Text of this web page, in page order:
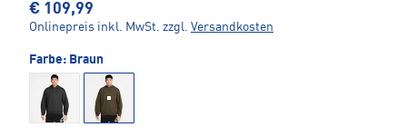
€ 109,99
Onlinepreis inkl. MwSt. zzgl. Versandkosten
Farbe: Braun